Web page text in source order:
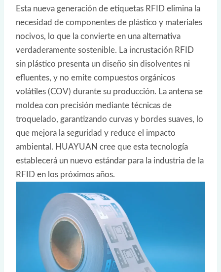
Esta nueva generación de etiquetas RFID elimina la
necesidad de componentes de plástico y materiales
nocivos, lo que la convierte en una alternativa
verdaderamente sostenible. La incrustación RFID
sin plástico presenta un diseño sin disolventes ni
efluentes, y no emite compuestos orgánicos
volátiles (COV) durante su producción. La antena se
moldea con precisión mediante técnicas de
troquelado, garantizando curvas y bordes suaves, lo
que mejora la seguridad y reduce el impacto
ambiental. HUAYUAN cree que esta tecnología
establecerá un nuevo estándar para la industria de la
RFID en los próximos años.